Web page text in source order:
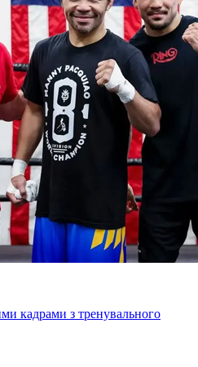
кадрами з тренувального